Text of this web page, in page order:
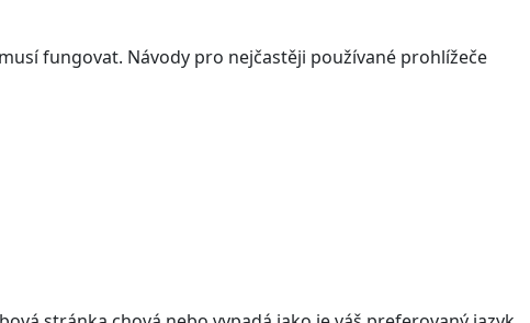
fungovat. Návody pro nejčastěji používané prohlížeče